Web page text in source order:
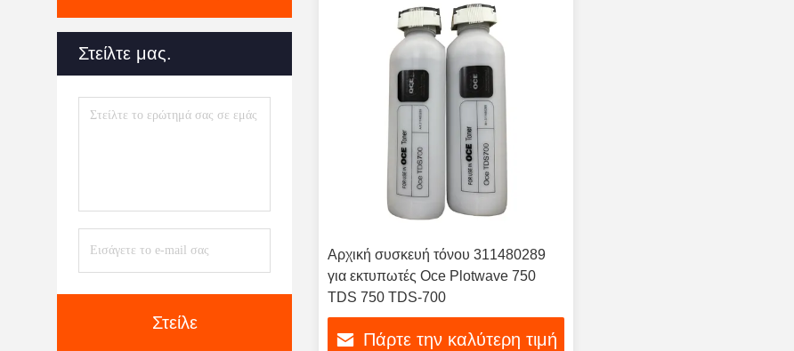
Κύλινδρος Αρχικών
Συσκευή Εφαρμογής
Ελαίου(11)
Στείλτε μας.
Στείλε
Αρχική συσκευή τόνου 311480289
για εκτυπωτές Oce Plotwave 750
TDS 750 TDS-700
Πάρτε την καλύτερη τιμή